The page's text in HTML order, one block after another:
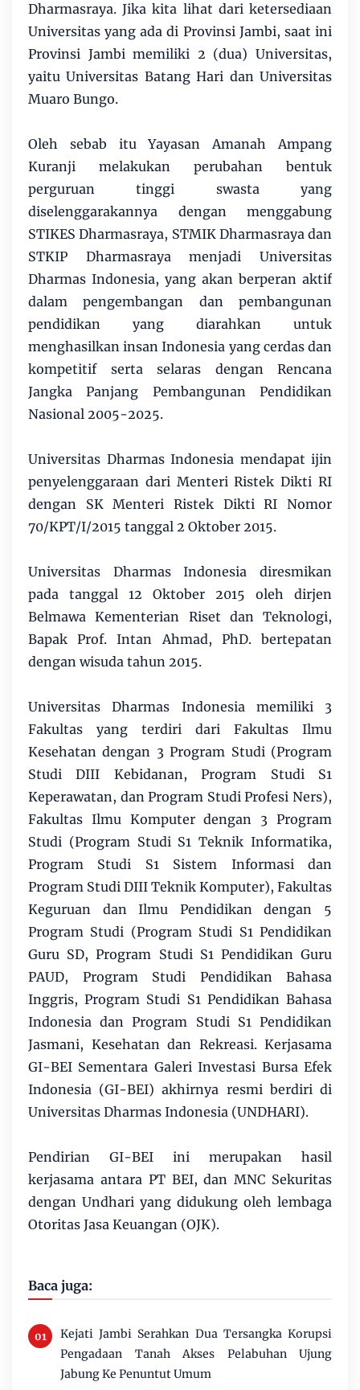
Dharmasraya. Jika kita lihat dari ketersediaan
Universitas yang ada di Provinsi Jambi, saat ini
Provinsi Jambi memiliki 2 (dua) Universitas,
yaitu Universitas Batang Hari dan Universitas
Muaro Bungo.
Oleh sebab itu Yayasan Amanah Ampang
Kuranji melakukan perubahan bentuk
perguruan tinggi swasta yang
diselenggarakannya dengan menggabung
STIKES Dharmasraya, STMIK Dharmasraya dan
STKIP Dharmasraya menjadi Universitas
Dharmas Indonesia, yang akan berperan aktif
dalam pengembangan dan pembangunan
pendidikan yang diarahkan untuk
menghasilkan insan Indonesia yang cerdas dan
kompetitif serta selaras dengan Rencana
Jangka Panjang Pembangunan Pendidikan
Nasional 2005-2025.
Universitas Dharmas Indonesia mendapat ijin
penyelenggaraan dari Menteri Ristek Dikti RI
dengan SK Menteri Ristek Dikti RI Nomor
70/KPT/I/2015 tanggal 2 Oktober 2015.
Universitas Dharmas Indonesia diresmikan
pada tanggal 12 Oktober 2015 oleh dirjen
Belmawa Kementerian Riset dan Teknologi,
Bapak Prof. Intan Ahmad, PhD. bertepatan
dengan wisuda tahun 2015.
Universitas Dharmas Indonesia memiliki 3
Fakultas yang terdiri dari Fakultas Ilmu
Kesehatan dengan 3 Program Studi (Program
Studi DIII Kebidanan, Program Studi S1
Keperawatan, dan Program Studi Profesi Ners),
Fakultas Ilmu Komputer dengan 3 Program
Studi (Program Studi S1 Teknik Informatika,
Program Studi S1 Sistem Informasi dan
Program Studi DIII Teknik Komputer), Fakultas
Keguruan dan Ilmu Pendidikan dengan 5
Program Studi (Program Studi S1 Pendidikan
Guru SD, Program Studi S1 Pendidikan Guru
PAUD, Program Studi Pendidikan Bahasa
Inggris, Program Studi S1 Pendidikan Bahasa
Indonesia dan Program Studi S1 Pendidikan
Jasmani, Kesehatan dan Rekreasi. Kerjasama
GI-BEI Sementara Galeri Investasi Bursa Efek
Indonesia (GI-BEI) akhirnya resmi berdiri di
Universitas Dharmas Indonesia (UNDHARI).
Pendirian GI-BEI ini merupakan hasil
kerjasama antara PT BEI, dan MNC Sekuritas
dengan Undhari yang didukung oleh lembaga
Otoritas Jasa Keuangan (OJK).
Baca juga:
Kejati Jambi Serahkan Dua Tersangka Korupsi
Pengadaan Tanah Akses Pelabuhan Ujung
Jabung Ke Penuntut Umum